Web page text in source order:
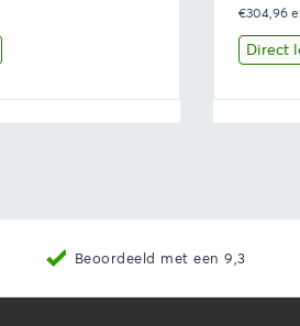
€304,96
Direct
Beoordeeld met een 9,3